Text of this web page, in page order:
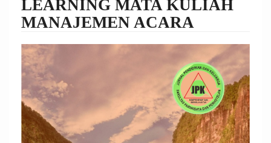
LEARNING MATA KULIAH
MANAJEMEN ACARA
Article
Sidebar